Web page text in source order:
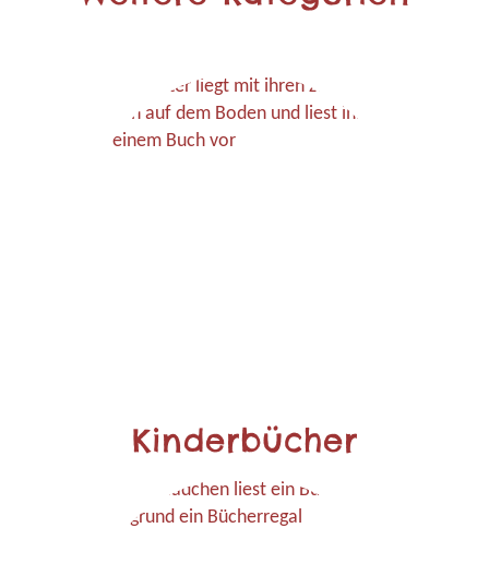
Kinderbücher